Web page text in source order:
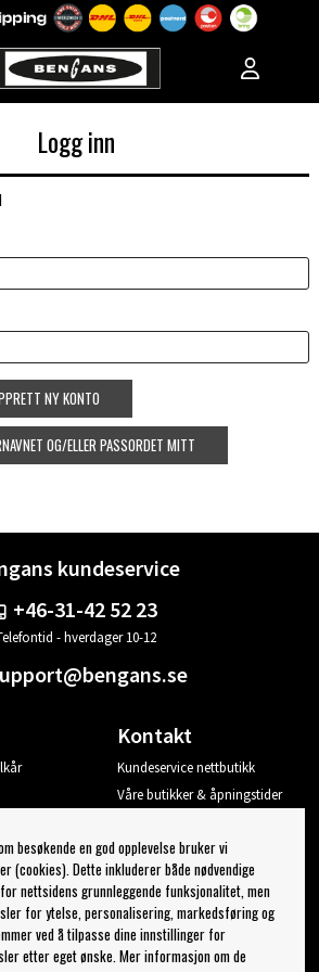
Logg inn
NY KONTO
OG/ELLER PASSORDET MITT
kundeservice
+46-31-42 52 23
- hverdager 10-12
Kontakt
Kundeservice nettbutikk
Våre butikker & åpningstider
Logg ut
ha tips fra Bengans
OK
besøkende en god opplevelse bruker vi
(cookies). Dette inkluderer både nødvendige
nettsidens grunnleggende funksjonalitet, men
for ytelse, personalisering, markedsføring og
ved å tilpasse dine innstillinger for
etter eget ønske. Mer informasjon om de